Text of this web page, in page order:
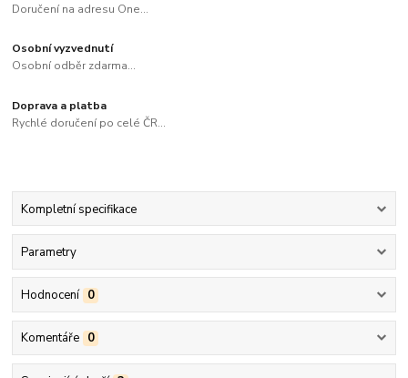
Doručení na adresu One...
Osobní vyzvednutí
Osobní odběr zdarma...
Doprava a platba
Rychlé doručení po celé ČR...
Kompletní specifikace
Parametry
Hodnocení 0
Komentáře 0